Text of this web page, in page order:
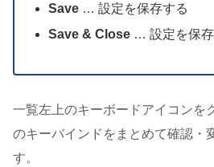
Save… 設定を保存する
Save & Close… 設定を保存
一覧左上のキーボードアイコンを
のキーバインドをまとめて確認・
す。